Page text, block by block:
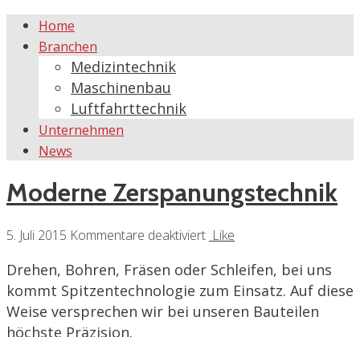
Home
Branchen
Medizintechnik
Maschinenbau
Luftfahrttechnik
Unternehmen
News
Moderne Zerspanungstechnik
5. Juli 2015 Kommentare deaktiviertfür
Zerspanungstechnik
Like
Drehen, Bohren, Fräsen oder Schleifen, bei uns
kommt Spitzentechnologie zum Einsatz. Auf diese
Weise versprechen wir bei unseren Bauteilen
höchste Präzision.